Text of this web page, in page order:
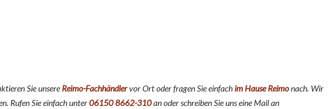
Sie unsereReimo-Fachhändlervor Ort oder fragen Sie einfachim Hause Reimonach. Wir
Rufen Sie einfach unter06150 8662-310an oder schreiben Sie uns eine Mail an